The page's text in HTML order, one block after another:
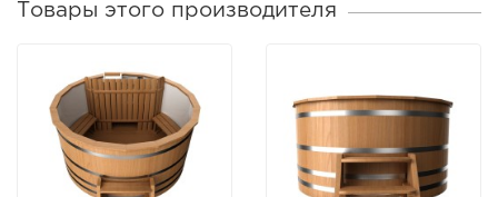
Товары этого производителя